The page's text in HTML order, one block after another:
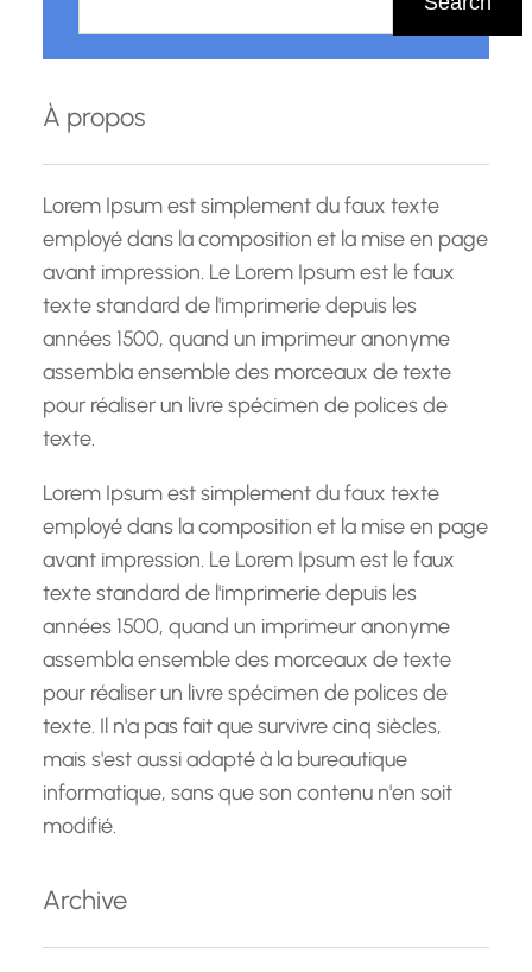
h
r
c
h
À propos
Lorem Ipsum est simplement du faux texte
employé dans la composition et la mise en page
avant impression. Le Lorem Ipsum est le faux
texte standard de l'imprimerie depuis les
années 1500, quand un imprimeur anonyme
assembla ensemble des morceaux de texte
pour réaliser un livre spécimen de polices de
texte.
Lorem Ipsum est simplement du faux texte
employé dans la composition et la mise en page
avant impression. Le Lorem Ipsum est le faux
texte standard de l'imprimerie depuis les
années 1500, quand un imprimeur anonyme
assembla ensemble des morceaux de texte
pour réaliser un livre spécimen de polices de
texte. Il n'a pas fait que survivre cinq siècles,
mais s'est aussi adapté à la bureautique
informatique, sans que son contenu n'en soit
modifié.
Archive